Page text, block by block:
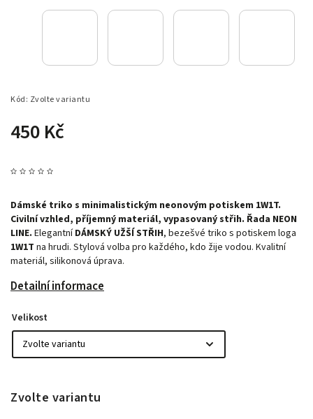
Kód: Zvolte variantu
450 Kč
Dámské triko s minimalistickým neonovým potiskem 1W1T.
Civilní vzhled, příjemný materiál, vypasovaný střih. Řada NEON
LINE. ElegantníDÁMSKÝ UŽŠÍ STŘIH, bezešvé triko s potiskem loga
1W1T na hrudi. Stylová volba pro každého, kdo žije vodou. Kvalitní
materiál, silikonová úprava.
Detailní informace
Velikost
Zvolte variantu